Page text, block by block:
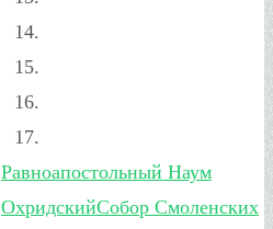
Равноапостольный Наум
ОхридскийСобор Смоленских